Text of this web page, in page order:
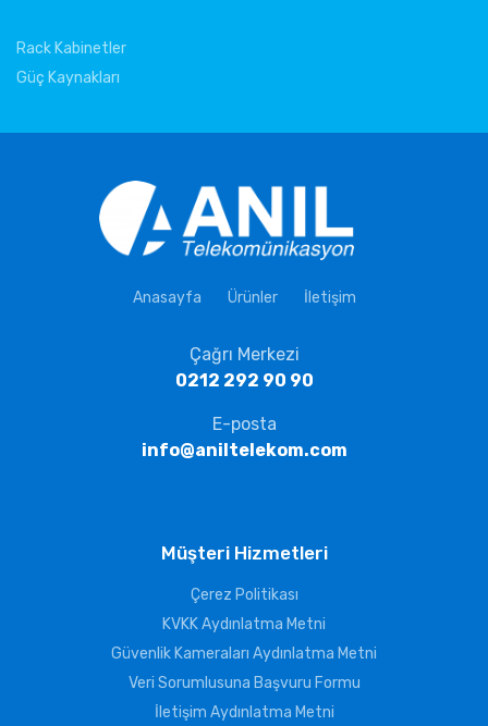
Rack Kabinetler
Güç Kaynakları
Anasayfa Ürünler İletişim
Çağrı Merkezi
0212 292 90 90
E-posta
info@aniltelekom.com
Müşteri Hizmetleri
Çerez Politikası
KVKK Aydınlatma Metni
Güvenlik Kameraları Aydınlatma Metni
Veri Sorumlusuna Başvuru Formu
İletişim Aydınlatma Metni